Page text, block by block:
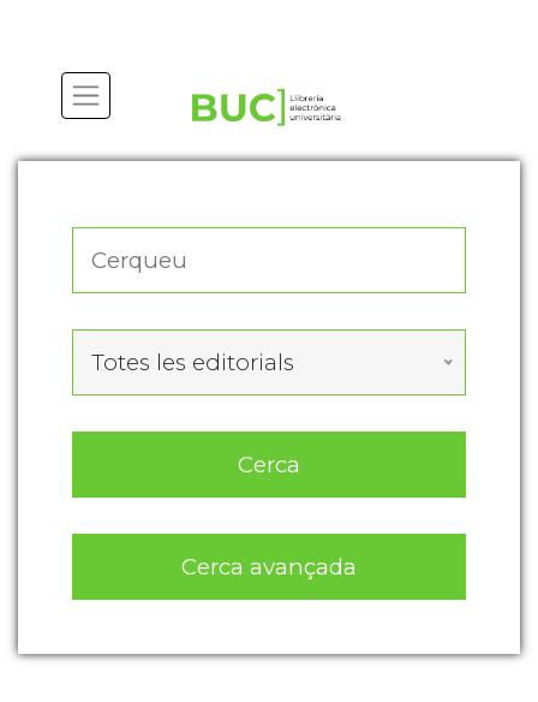
Totes les editorials
Cerca
Cerca avançada